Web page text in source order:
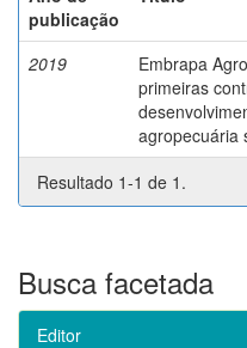
publicação
2019
Embrapa
primeiras
agropecuária
Resultado 1-1 de 1.
Busca facetada
Editor